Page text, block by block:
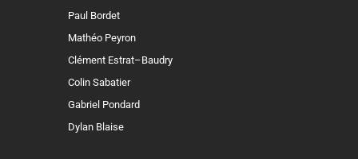
Paul Bordet
Mathéo Peyron
Clément Estrat–Baudry
Colin Sabatier
Gabriel Pondard
Dylan Blaise